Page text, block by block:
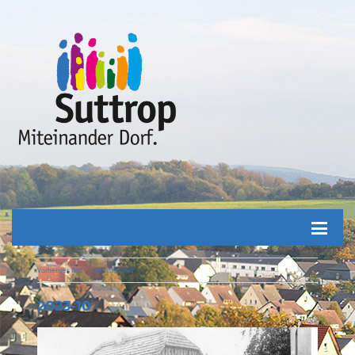
Vorheriges Bild Nächstes Bild
2023-10